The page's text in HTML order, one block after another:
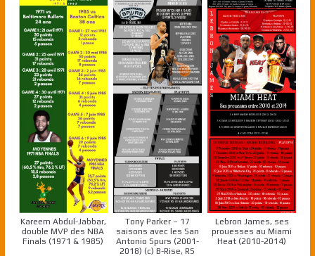
Kareem Abdul-Jabbar,
double MVP des NBA
Finals (1971 & 1985)
Tony Parker – 17
saisons avec les San
Antonio Spurs (2001-
2018) (c) B-Rise, RS
Lebron James, ses
prouesses au Miami
Heat (2010-2014)